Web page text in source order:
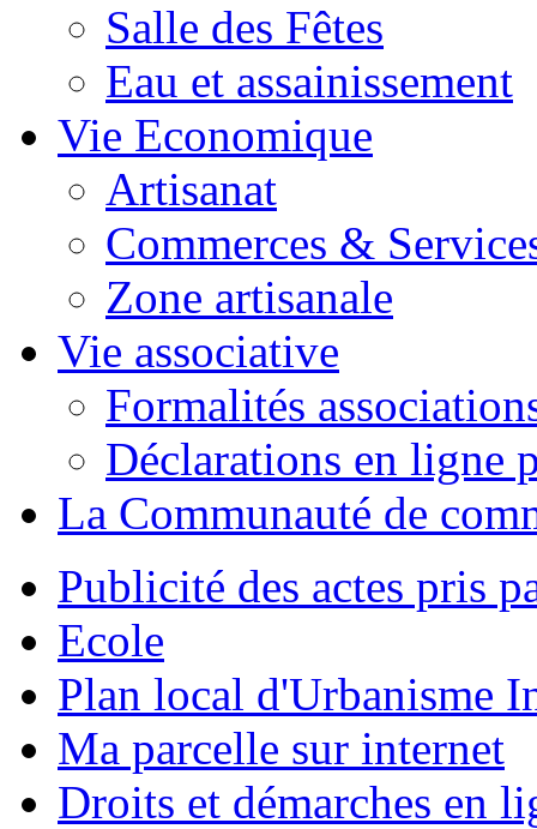
Salle des Fêtes
Eau et assainissement
Vie Economique
Artisanat
Commerces &
Zone artisanale
Vie associative
Formalités
Déclarations en ligne
La Communauté de
Publicité des actes pris
Ecole
Plan local d'Urbanisme
Ma parcelle sur internet
Droits et démarches en